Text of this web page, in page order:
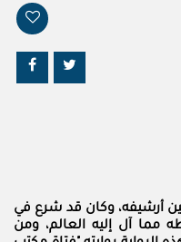
بين أرشيفه، وكان قد شرع في
مما آل إليه العالم، ومن